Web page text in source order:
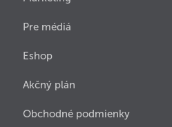
Pre médiá
Eshop
Akčný plán
Obchodné podmienky